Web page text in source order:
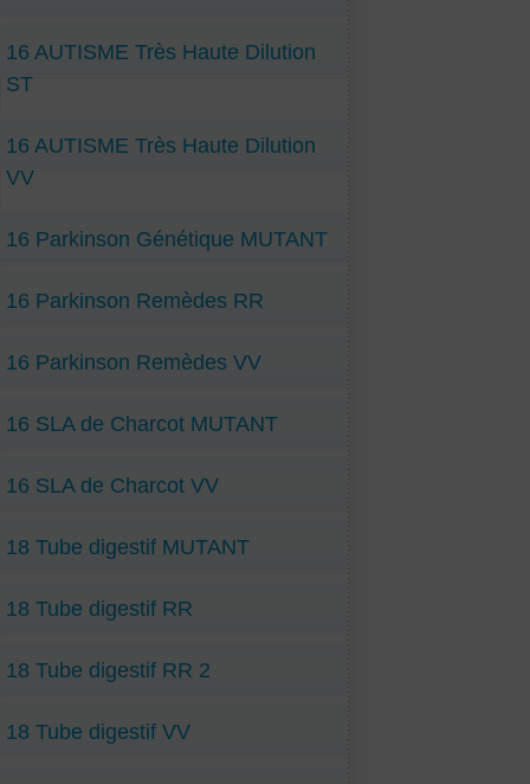
16 AUTISME Très Haute Dilution
ST
16 AUTISME Très Haute Dilution
VV
16 Parkinson Génétique MUTANT
16 Parkinson Remèdes RR
16 Parkinson Remèdes VV
16 SLA de Charcot MUTANT
16 SLA de Charcot VV
18 Tube digestif MUTANT
18 Tube digestif RR
18 Tube digestif RR 2
18 Tube digestif VV